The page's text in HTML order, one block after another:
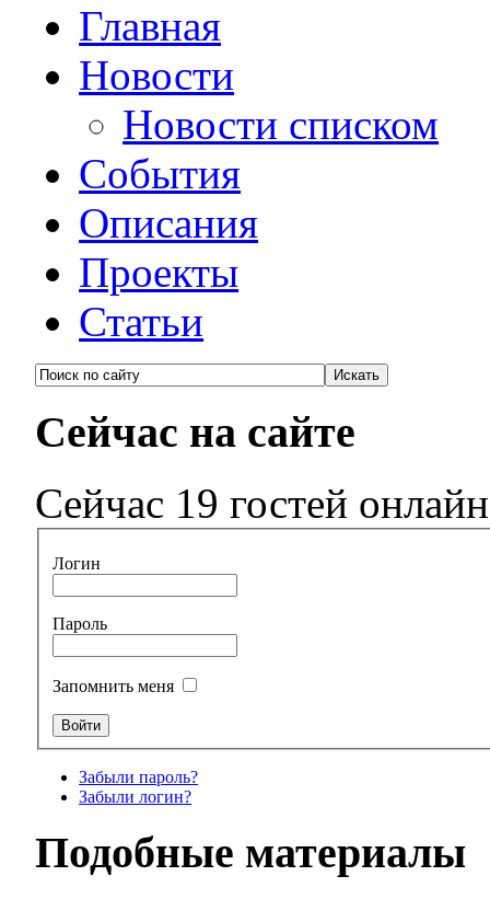
Главная
Новости
Новости списком
События
Описания
Проекты
Статьи
Сейчас на сайте
Сейчас 19 гостей онлайн
Логин
Пароль
Запомнить меня
Забыли пароль?
Забыли логин?
Подобные материалы